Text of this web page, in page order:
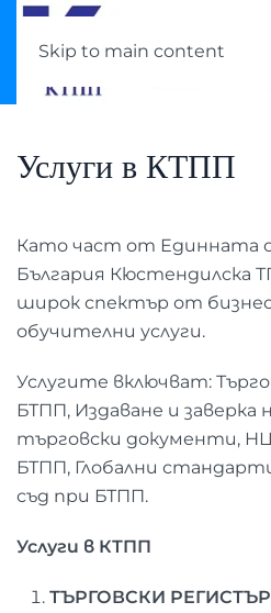
Skip to main content
Услуги в КТПП
Като част от Единната
България Кюстендилска
широк спектър от
обучителни услуги.
Услугите включват:
БТПП, Издаване и заверка
търговски документи,
БТПП, Глобални
съд при БТПП.
Услуги в КТПП
ТЪРГОВСКИ РЕГИСТЪР